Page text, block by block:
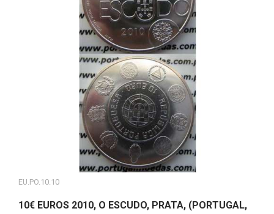
EU.PO.10.10
10€ EUROS 2010, O ESCUDO, PRATA, (PORTUGAL,